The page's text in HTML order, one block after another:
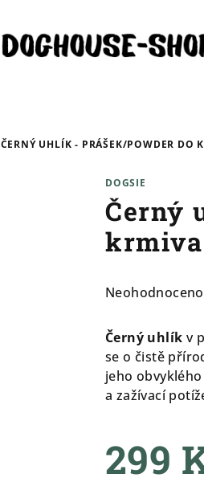
ČERNÝ UHLÍK - PRÁŠEK/POWDER DO
DOGSIE
Černý
krmiva
Průměrné
produktu
0,0
z
Neohodnoceno
Černý uhlík v
se o čistě
jeho
a zažívací
299